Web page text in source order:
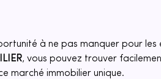
à ne pas manquer pour
, vous pouvez trouver
marché immobilier unique.